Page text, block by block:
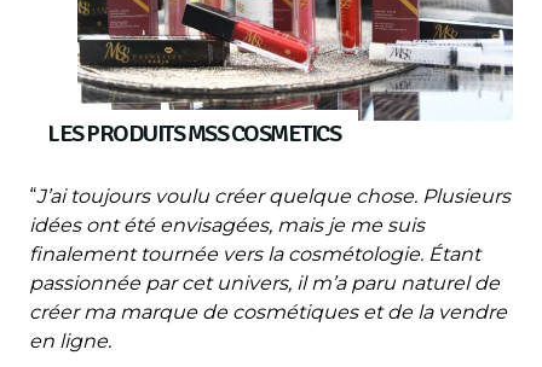
LES PRODUITS MSS COSMETICS
“J’ai toujours voulu créer quelque chose. Plusieurs
idées ont été envisagées, mais je me suis
finalement tournée vers la cosmétologie. Étant
passionnée par cet univers, il m’a paru naturel de
créer ma marque de cosmétiques et de la vendre
en ligne.